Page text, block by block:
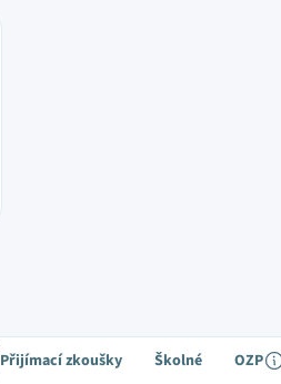
Přijímací zkoušky Školné OZP